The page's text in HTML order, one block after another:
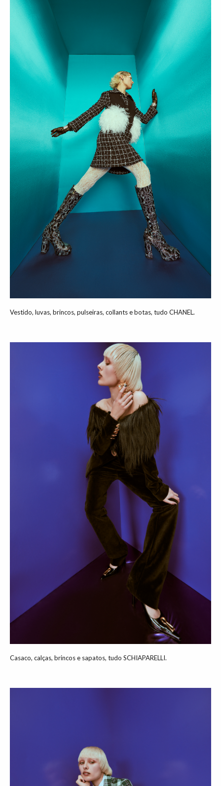
Vestido, luvas, brincos, pulseiras, collants e botas, tudo CHANEL.
Casaco, calças, brincos e sapatos, tudo SCHIAPARELLI.